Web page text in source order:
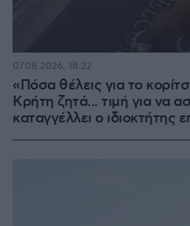
«Πόσα θέλεις για το
Κρήτη ζητά... τιμή για να
καταγγέλλει ο ιδιοκτήτης
07.08.2026, 18:22